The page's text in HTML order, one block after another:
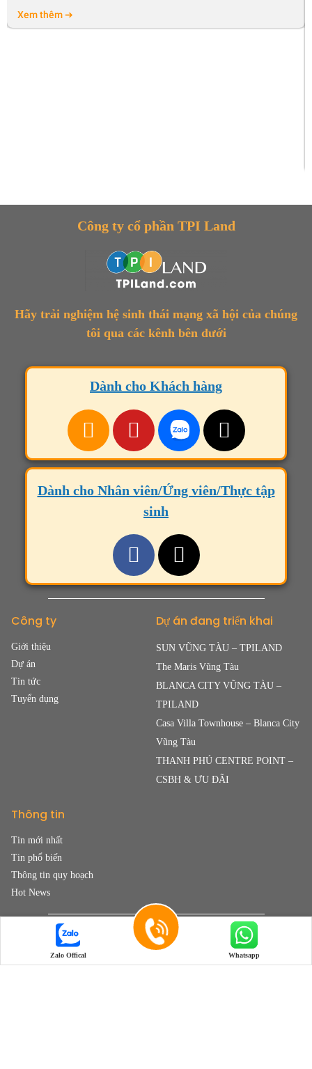
Xem thêm ➔
Công ty cổ phần TPI Land
Hãy trải nghiệm hệ sinh thái mạng xã hội của chúng
tôi qua các kênh bên dưới
Dành cho Khách hàng
Dành cho Nhân viên/Ứng viên/Thực tập
sinh
Công ty
Giới thiệu
Dự án
Tin tức
Tuyển dụng
Dự án đang triển khai
SUN VŨNG TÀU – TPILAND
The Maris Vũng Tàu
BLANCA CITY VŨNG TÀU –
TPILAND
Casa Villa Townhouse – Blanca City
Vũng Tàu
THANH PHÚ CENTRE POINT –
CSBH & ƯU ĐÃI
Thông tin
Tin mới nhất
Tin phổ biến
Thông tin quy hoạch
Hot News
0932.6666.51
Zalo Offical Whatsapp